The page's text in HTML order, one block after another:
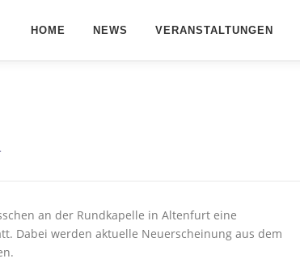
HOME NEWS VERANSTALTUNGEN
an der Rundkapelle in Altenfurt eine
Dabei werden aktuelle Neuerscheinung aus dem